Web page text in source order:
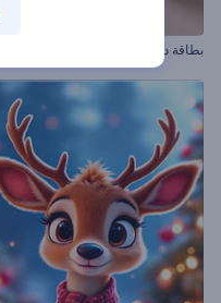
بطاقة دعوة بخواتم الزفاف